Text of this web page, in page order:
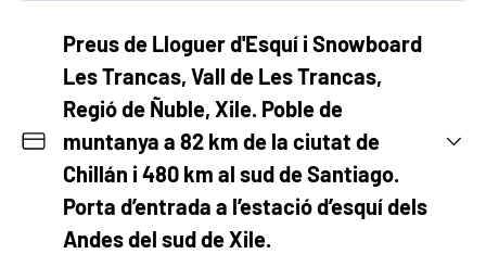
Preus de Lloguer d'Esquí i Snowboard
Les Trancas, Vall de Les Trancas,
Regió de Ñuble, Xile. Poble de
muntanya a 82 km de la ciutat de
Chillán i 480 km al sud de Santiago.
Porta d’entrada a l’estació d’esquí dels
Andes del sud de Xile.